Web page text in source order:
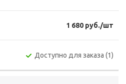
1 680 руб./шт
Доступно для заказа (1)